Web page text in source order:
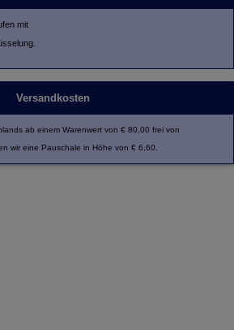
mit
Versandkosten
ab einem Warenwert von € 80,00 frei von
wir eine Pauschale in Höhe von € 6,60.